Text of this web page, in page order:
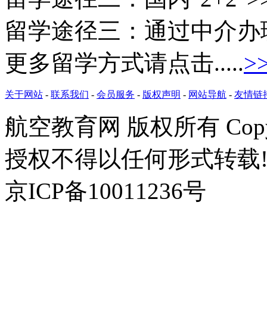
留学途径三： 通过中介办
更多留学方式请点击.....
关于网站 - 联系我们 - 会员服务 - 版权声明 - 网站导航 - 友情链
航空教育网 版权所有
授权不得以任何形式转
京ICP备10011236号